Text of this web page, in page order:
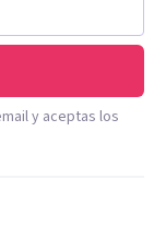
y aceptas los